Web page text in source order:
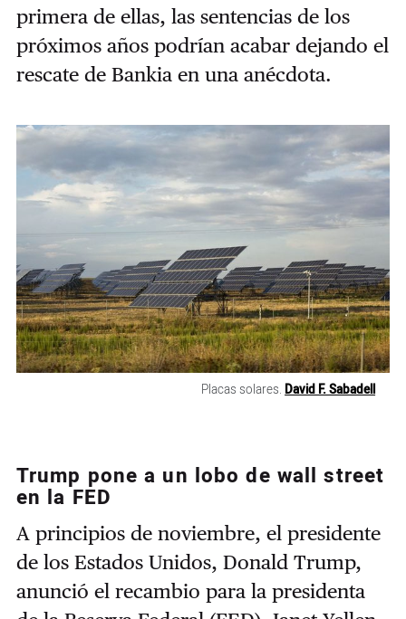
primera de ellas, las sentencias de los
próximos años podrían acabar dejando el
rescate de Bankia en una anécdota.
Placas solares. David F. Sabadell
Trump pone a un lobo de wall street
en la FED
A principios de noviembre, el presidente
de los Estados Unidos, Donald Trump,
anunció el recambio para la presidenta